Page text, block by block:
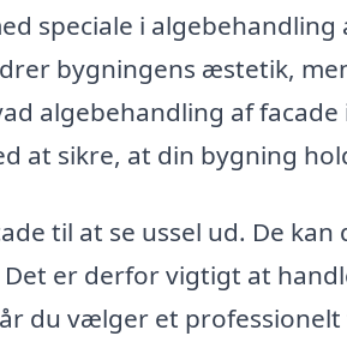
speciale i algebehandling
bygningens æstetik,
algebehandling af
at sikre, at din bygning
til at se ussel ud. De kan
er derfor vigtigt at
du vælger et